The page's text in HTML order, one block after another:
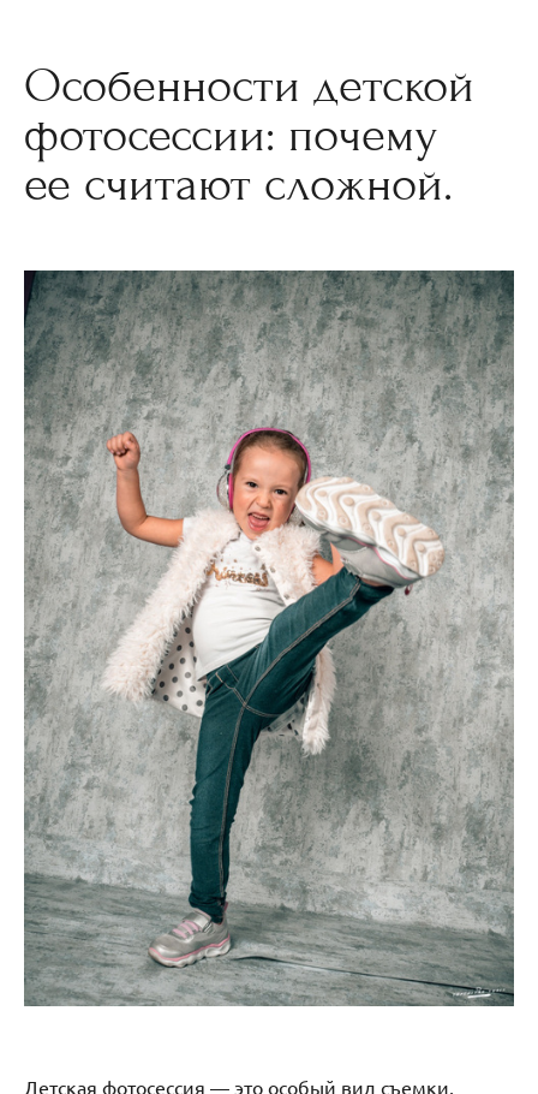
Особенности детской
фотосессии: почему
ее считают сложной.
Детская фотосессия — это особый вид съемки,